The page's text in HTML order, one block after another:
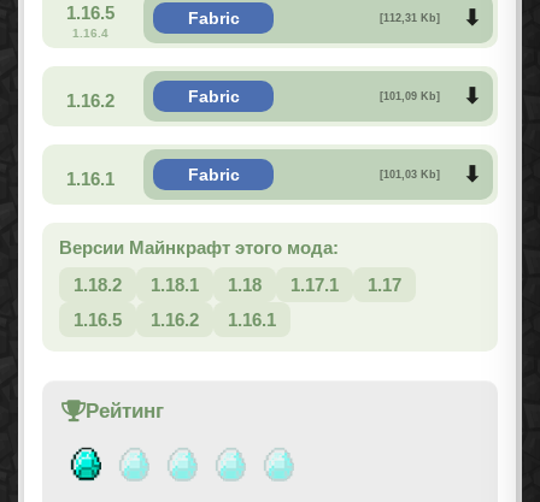
1.16.5
1.16.4
Fabric [112,31 Kb]
1.16.2 Fabric [101,09 Kb]
1.16.1 Fabric [101,03 Kb]
Версии Майнкрафт этого мода:
1.18.2
1.18.1 1.18 1.17.1
1.17
1.16.5
1.16.2 1.16.1
Рейтинг